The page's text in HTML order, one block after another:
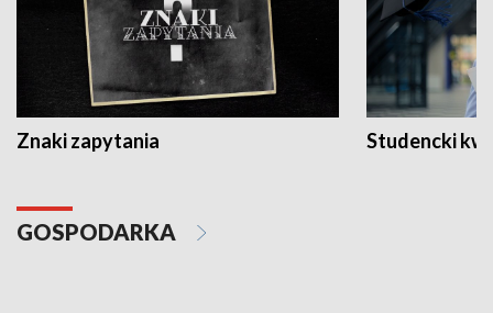
Znaki zapytania Studencki
GOSPODARKA